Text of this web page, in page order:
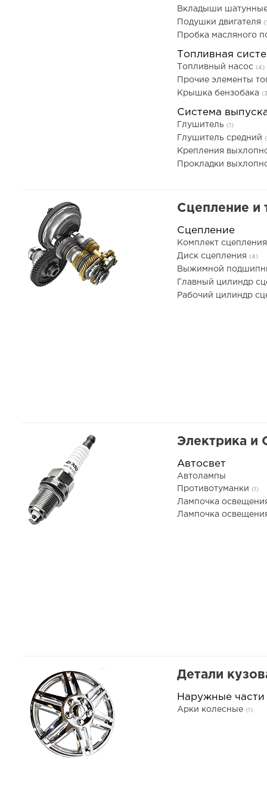
Вкладыши
Подушки двигателя
Пробка масляного
Топливная
Топливный насос (4)
Прочие элементы
Крышка бензобака
Система
Глушитель (1)
Глушитель средний
Крепления
Прокладки
Сцепление и
Сцепление
Комплект
Диск сцепления (4)
Выжимной
Главный цилиндр
Рабочий цилиндр
Электрика и
Автосвет
Автолампы
Противотуманки (1)
Лампочка
Лампочка
Детали
Наружные части
Арки колесные (1)